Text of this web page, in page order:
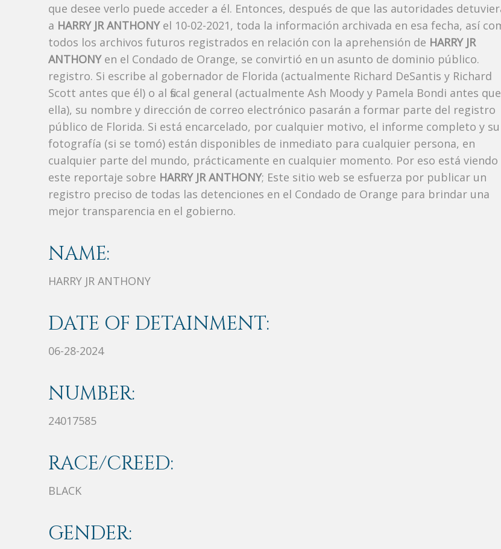
que desee verlo puede acceder a él. Entonces, después de que las autoridades
a HARRY JR ANTHONYel 10-02-2021, toda la información archivada en esa fecha, así
todos los archivos futuros registrados en relación con la aprehensión de HARRY JR
ANTHONYen el Condado de Orange, se convirtió en un asunto de dominio público.
registro. Si escribe al gobernador de Florida (actualmente Richard DeSantis y Richard
Scott antes que él) o al fiscal general (actualmente Ash Moody y Pamela Bondi antes que
ella), su nombre y dirección de correo electrónico pasarán a formar parte del registro
público de Florida. Si está encarcelado, por cualquier motivo, el informe completo y su
fotografía (si se tomó) están disponibles de inmediato para cualquier persona, en
cualquier parte del mundo, prácticamente en cualquier momento. Por eso está viendo
este reportaje sobre HARRY JR ANTHONY; Este sitio web se esfuerza por publicar un
registro preciso de todas las detenciones en el Condado de Orange para brindar una
mejor transparencia en el gobierno.
NAME:
HARRY JR ANTHONY
DATE OF DETAINMENT:
06-28-2024
NUMBER:
24017585
RACE/CREED:
BLACK
GENDER: